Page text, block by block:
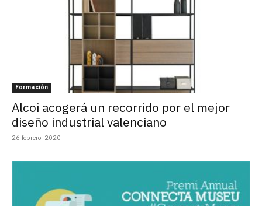
Formación
Alcoi acogerá un recorrido por el mejor
diseño industrial valenciano
26 febrero, 2020